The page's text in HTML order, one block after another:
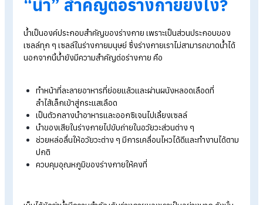
เคล็ดลับสมองไบรท์ คิดไว ไม่เบลอ 6อาหารบำรุงสมองสำหรับ
ทำงาน
Checklist อาการที่เป็นสัญญาณเตือนว่าเข้าข่ายออฟฟิศซินโ
Positive Thinking พลังแห่งการคิดบวกที่เปลี่ยนชีวิตให้ดีขึ้น
ตัว
10 วิธีแก้อาการออฟฟิศซินโดรม ให้กลับมาทำงานได้อย่างสบ
ตัว
“น้ำ” สำคัญต่อร่างกายยังไง?
เซลล์ทุก ๆ เซลล์ในร่างกายมนุษย์ ซึ่งร่างกายเราไม่สามารถขาดน้ำ